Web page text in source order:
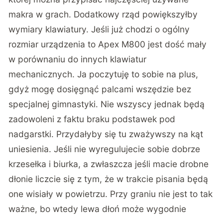
makra w grach. Dodatkowy rząd powiększyłby
wymiary klawiatury. Jeśli już chodzi o ogólny
rozmiar urządzenia to Apex M800 jest dość mały
w porównaniu do innych klawiatur
mechanicznych. Ja poczytuję to sobie na plus,
gdyż mogę dosięgnąć palcami wszędzie bez
specjalnej gimnastyki. Nie wszyscy jednak będą
zadowoleni z faktu braku podstawek pod
nadgarstki. Przydałyby się tu zważywszy na kąt
uniesienia. Jeśli nie wyregulujecie sobie dobrze
krzesełka i biurka, a zwłaszcza jeśli macie drobne
dłonie liczcie się z tym, że w trakcie pisania będą
one wisiały w powietrzu. Przy graniu nie jest to tak
ważne, bo wtedy lewa dłoń może wygodnie